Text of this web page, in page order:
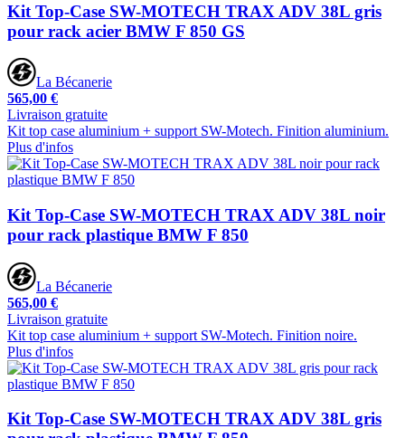
Kit Top-Case SW-MOTECH TRAX ADV 38L gris
pour rack acier BMW F 850 GS
La Bécanerie
565,00 €
Livraison gratuite
Kit top case aluminium + support SW-Motech. Finition aluminium.
Plus d'infos
Kit Top-Case SW-MOTECH TRAX ADV 38L noir
pour rack plastique BMW F 850
La Bécanerie
565,00 €
Livraison gratuite
Kit top case aluminium + support SW-Motech. Finition noire.
Plus d'infos
Kit Top-Case SW-MOTECH TRAX ADV 38L gris